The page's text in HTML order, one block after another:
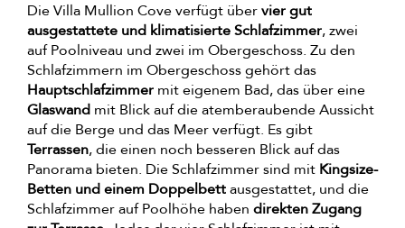
Die Villa Mullion Cove verfügt übervier gut
ausgestattete und klimatisierte Schlafzimmer, zwei
auf Poolniveau und zwei im Obergeschoss. Zu den
Schlafzimmern im Obergeschoss gehört das
Hauptschlafzimmer mit eigenem Bad, das über eine
Glaswand mit Blick auf die atemberaubende Aussicht
auf die Berge und das Meer verfügt. Es gibt
Terrassen, die einen noch besseren Blick auf das
Panorama bieten. Die Schlafzimmer sind mit Kingsize-
Betten und einem Doppelbettausgestattet, und die
Schlafzimmer auf Poolhöhe haben direkten Zugang